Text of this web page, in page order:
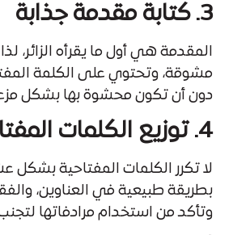
3. كتابة مقدمة جذابة
المقدمة هي أول ما يقرأه الزائر،
مشوقة، وتحتوي على الكلمة
دون أن تكون محشوة بها بشكل
4. توزيع الكلمات المفتاحية بذكاء
لا تكرر الكلمات المفتاحية بشكل
بطريقة طبيعية في العناوين،
وتأكد من استخدام مرادفاتها